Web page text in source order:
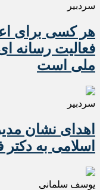
سردبیر
هر کسی برای
فعالیت رسانه
ملی است
سردبیر
اهدای نشان
اسلامی به
یوسف سلمانی